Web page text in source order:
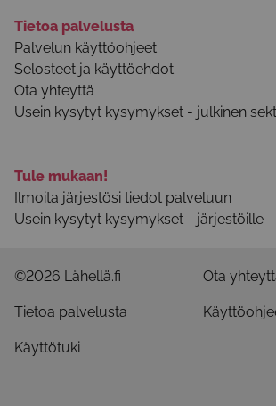
Tietoa palvelusta
Palvelun käyttöohjeet
Selosteet ja käyttöehdot
Ota yhteyttä
Usein kysytyt kysymykset - julkinen
Tule mukaan!
Ilmoita järjestösi tiedot palveluun
Usein kysytyt kysymykset - järjestöille
©2026 Lähellä.fi Ota
Tietoa palvelusta
Käyttötuki